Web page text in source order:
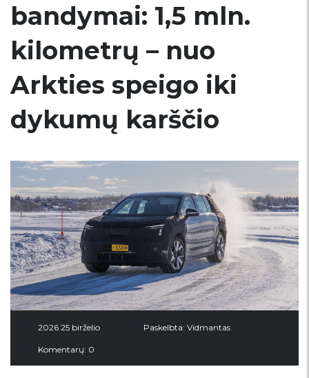
bandymai: 1,5 mln.
kilometrų – nuo
Arkties speigo iki
dykumų karščio
2026 25 birželio Paskelbta: Vidmantas
Komentarų: 0